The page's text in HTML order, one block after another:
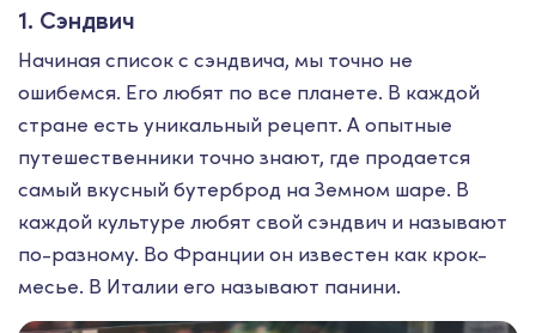
1. Сэндвич
Начиная список с сэндвича, мы точно не
ошибемся. Его любят по все планете. В каждой
стране есть уникальный рецепт. А опытные
путешественники точно знают, где продается
самый вкусный бутерброд на Земном шаре. В
каждой культуре любят свой сэндвич и называют
по-разному. Во Франции он известен как крок-
месье. В Италии его называют панини.